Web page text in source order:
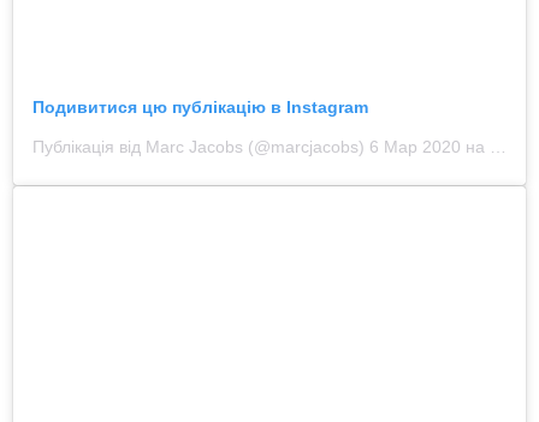
Подивитися цю публікацію в Instagram
Публікація від Marc Jacobs (@marcjacobs) 6 Мар 2020 на 7:29 PST